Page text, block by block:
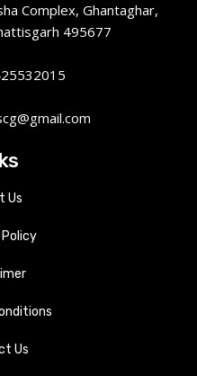
Complex, Ghantaghar,
495677
Us
Us